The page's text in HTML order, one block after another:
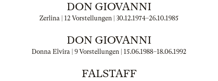
DON GIOVANNI
Zerlina | 12 Vorstellungen | 30.12.1974–26.10.1985
DON GIOVANNI
Donna Elvira | 9 Vorstellungen | 15.06.1988–18.06.1992
FALSTAFF